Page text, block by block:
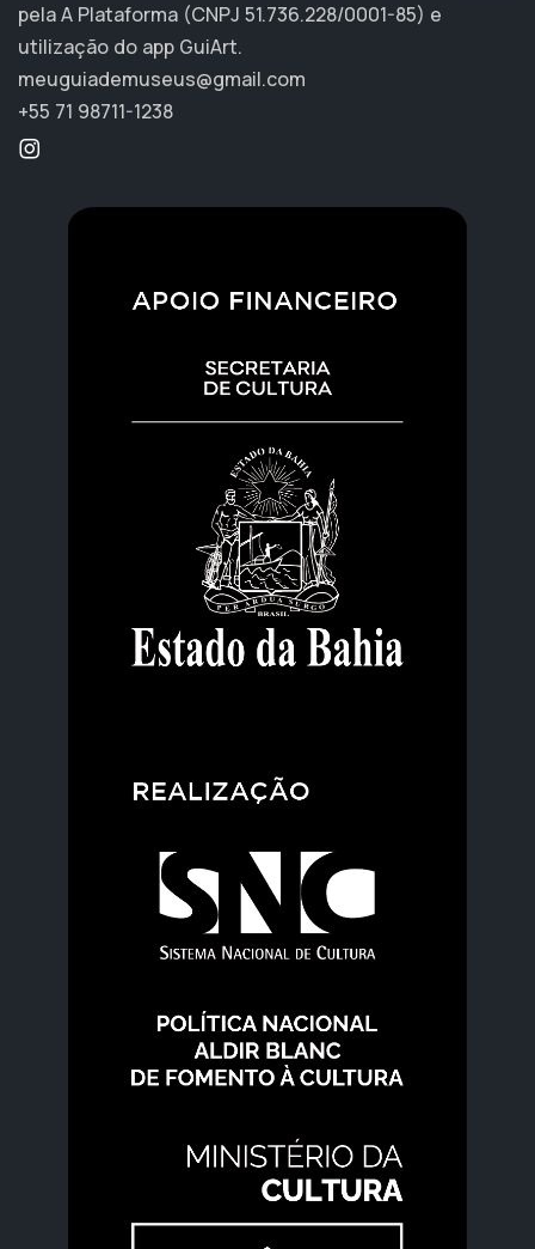
pela A Plataforma (CNPJ 51.736.228/0001-85) e
utilização do app GuiArt.
meuguiademuseus@gmail.com
+55 71 98711-1238